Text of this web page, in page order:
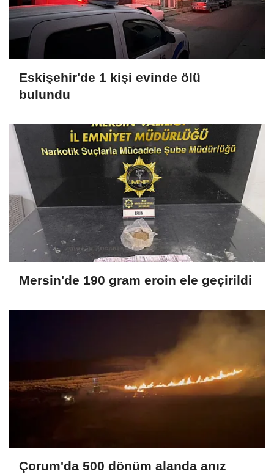
Eskişehir'de 1 kişi evinde ölü
bulundu
Mersin'de 190 gram eroin ele geçirildi
Çorum'da 500 dönüm alanda anız